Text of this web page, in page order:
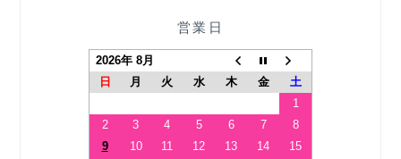
営業日
2026年 8月
日
月 火 水 木 金
土
1
2
3 4 5 6 7
8
9
10 11 12 13 14
15